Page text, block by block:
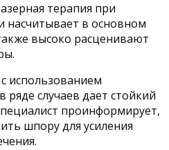
терапия при
насчитывает в основном
высоко расценивают
использованием
случаев дает стойкий
проинформирует,
шпору для усиления